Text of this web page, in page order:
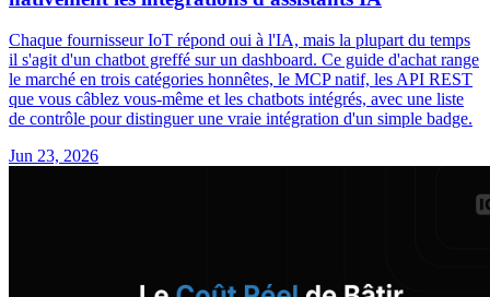
Chaque fournisseur IoT répond oui à l'IA, mais la plupart du temps
il s'agit d'un chatbot greffé sur un dashboard. Ce guide d'achat range
le marché en trois catégories honnêtes, le MCP natif, les API REST
que vous câblez vous-même et les chatbots intégrés, avec une liste
de contrôle pour distinguer une vraie intégration d'un simple badge.
Jun 23, 2026